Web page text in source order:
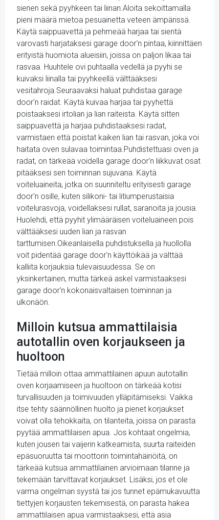
sienen sekä pyyhkeen tai liinan.Aloita sekoittamalla
pieni määrä mietoa pesuainetta veteen ämpärissä.
Käytä saippuavettä ja pehmeää harjaa tai sientä
varovasti harjataksesi garage door'n pintaa, kiinnittäen
erityistä huomiota alueisiin, joissa on paljon likaa tai
rasvaa. Huuhtele ovi puhtaalla vedellä ja pyyhi se
kuivaksi liinalla tai pyyhkeellä välttääksesi
vesitahroja.Seuraavaksi haluat puhdistaa garage
door'n raidat. Käytä kuivaa harjaa tai pyyhettä
poistaaksesi irtolian ja lian raiteista. Käytä sitten
saippuavettä ja harjaa puhdistaaksesi radat,
varmistaen että poistat kaiken lian tai rasvan, joka voi
haitata oven sulavaa toimintaa.Puhdistettuasi oven ja
radat, on tärkeää voidella garage door'n liikkuvat osat
pitääksesi sen toiminnan sujuvana. Käytä
voiteluaineita, jotka on suunniteltu erityisesti garage
door'n osille, kuten silikoni- tai litiumperustaisia
voitelurasvoja, voidellaksesi rullat, saranoita ja jousia.
Huolehdi, että pyyhit ylimääräisen voiteluaineen pois
välttääksesi uuden lian ja rasvan
tarttumisen.Oikeanlaisella puhdistuksella ja huollolla
voit pidentää garage door'n käyttöikää ja välttää
kalliita korjauksia tulevaisuudessa. Se on
yksinkertainen, mutta tärkeä askel varmistaaksesi
garage door'n kokonaisvaltaisen toiminnan ja
ulkonäön.
Milloin kutsua ammattilaisia
autotallin oven korjaukseen ja
huoltoon
Tietää milloin ottaa ammattilainen apuun autotallin
oven korjaamiseen ja huoltoon on tärkeää kotisi
turvallisuuden ja toimivuuden ylläpitämiseksi. Vaikka
itse tehty säännöllinen huolto ja pienet korjaukset
voivat olla tehokkaita, on tilanteita, joissa on parasta
pyytää ammattilaisen apua. Jos kohtaat ongelmia,
kuten jousen tai vaijerin katkeamista, suurta raiteiden
epäsuoruutta tai moottorin toimintahäiriöitä, on
tärkeää kutsua ammattilainen arvioimaan tilanne ja
tekemään tarvittavat korjaukset. Lisäksi, jos et ole
varma ongelman syystä tai jos tunnet epämukavuutta
tiettyjen korjausten tekemisestä, on parasta hakea
ammattilaisen apua varmistaaksesi, että asia